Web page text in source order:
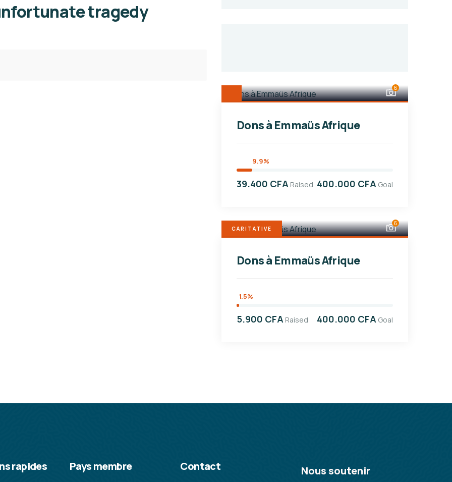
tragedy
6
Dons à Emmaüs Afrique
9.9%
39.400 CFA Raised 400.000 CFA Goal
CARITATIVE
6
Dons à Emmaüs Afrique
1.5%
5.900 CFA Raised 400.000 CFA Goal
rapides Pays membre Contact Nous soutenir